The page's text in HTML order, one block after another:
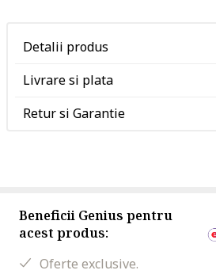
Detalii produs
Livrare si plata
Retur si Garantie
Beneficii Genius pentru
acest produs:
Oferte exclusive.